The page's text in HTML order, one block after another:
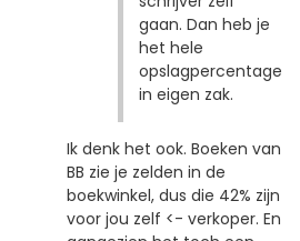
gaan. Dan heb je
het hele
opslagpercentage
in eigen zak.
Ik denk het ook. Boeken van
BB zie je zelden in de
boekwinkel, dus die 42% zijn
voor jou zelf <- verkoper. En